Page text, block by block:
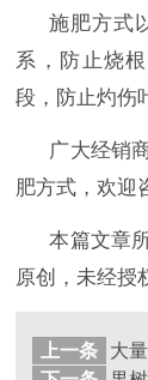
施肥方式
系，防止烧
段，防止灼伤
广大经销
肥方式，欢迎
本篇文章
原创，未经授
上一条